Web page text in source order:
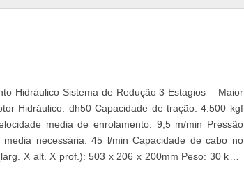
Hidráulico Sistema de Redução 3 Estagios – Maior
Hidráulico: dh50 Capacidade de tração: 4.500 kgf
media de enrolamento: 9,5 m/min Pressão
necessária: 45 l/min Capacidade de cabo no
X alt. X prof.): 503 x 206 x 200mm Peso: 30 kg –